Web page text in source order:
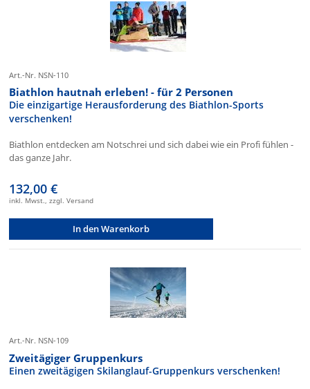
Art.-Nr. NSN-110
Biathlon hautnah erleben! - für 2 Personen
Die einzigartige Herausforderung des Biathlon-Sports
verschenken!
Biathlon entdecken am Notschrei und sich dabei wie ein Profi fühlen -
das ganze Jahr.
132,00 €
inkl. Mwst., zzgl. Versand
In den Warenkorb
Art.-Nr. NSN-109
Zweitägiger Gruppenkurs
Einen zweitägigen Skilanglauf-Gruppenkurs verschenken!